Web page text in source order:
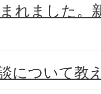
れました。
について教